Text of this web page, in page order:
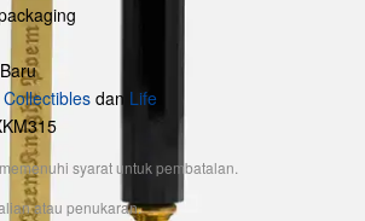
Collectibles dan Life
syarat untuk pembatalan.
atau penukaran.